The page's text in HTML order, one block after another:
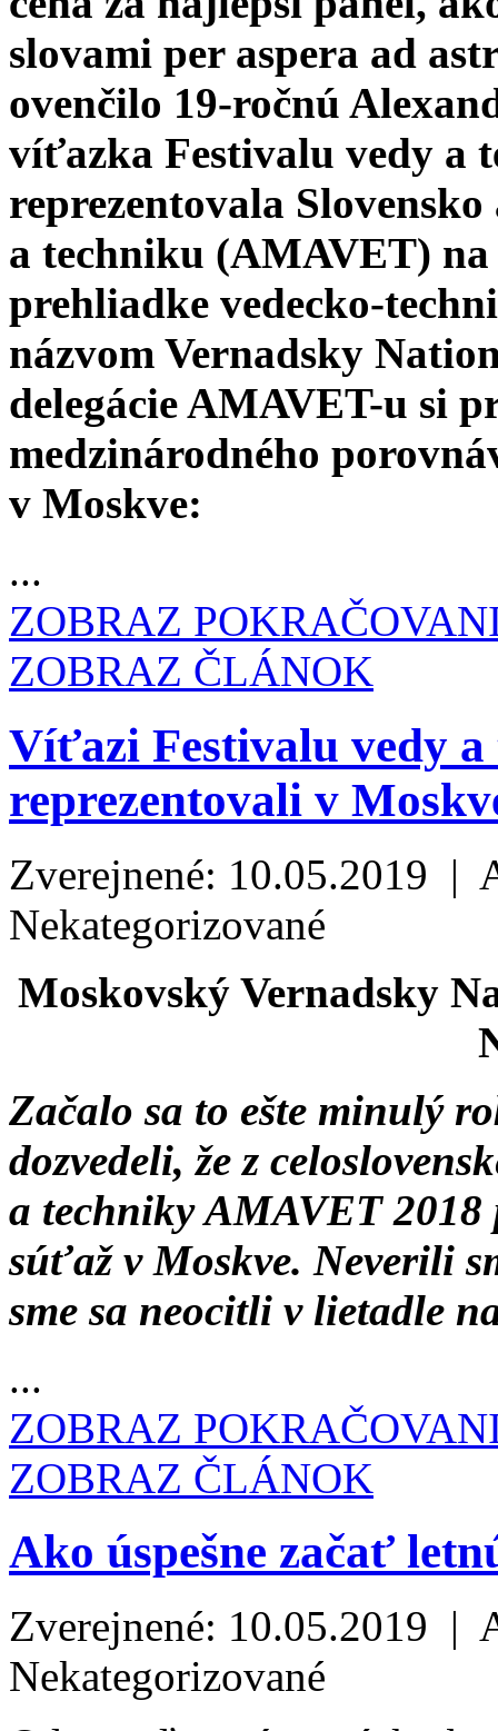
slovami per aspera ad
ovenčilo 19-ročnú
víťazka Festivalu vedy a
reprezentovala
a techniku (AMAVET)
prehliadke vedecko-
názvom Vernadsky
delegácie AMAVET-u si
medzinárodného
v Moskve:
...
ZOBRAZ
ZOBRAZ ČLÁNOK
Víťazi Festivalu vedy
reprezentovali v
Zverejnené: 10.05.2019 |
Nekategorizované
Moskovský Vernadsky
Začalo sa to ešte minulý
dozvedeli, že z
a techniky AMAVET 2018
súťaž v Moskve. Neverili
sme sa neocitli v lietadle
...
ZOBRAZ
ZOBRAZ ČLÁNOK
Ako úspešne začať
Zverejnené: 10.05.2019 |
Nekategorizované